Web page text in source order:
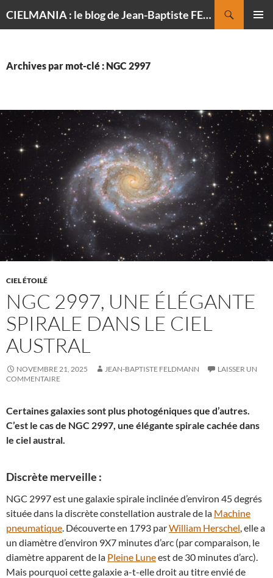
CIELMANIA : le blog de Jean-Baptiste FELDMANN, photographe du ciel
Archives par mot-clé : NGC 2997
CIEL ÉTOILÉ
NGC 2997, UNE ÉLÉGANTE
SPIRALE DANS LE CIEL
AUSTRAL
NOVEMBRE 21, 2025 JEAN-BAPTISTE FELDMANN
LAISSER UN
COMMENTAIRE
Certaines galaxies sont plus photogéniques que d’autres.
C’est le cas de NGC 2997, une élégante spirale cachée dans
le ciel austral.
Discrète merveille :
NGC 2997 est une galaxie spirale inclinée d’environ 45 degrés
située dans la discrète constellation australe de la Machine
pneumatique. Découverte en 1793 parWilliam Herschel, elle a
un diamètre d’environ 9X7 minutes d’arc (par comparaison, le
diamètre apparent de la Pleine Luneest de 30 minutes d’arc).
Mais pourquoi cette galaxie a-t-elle droit au titre envié de